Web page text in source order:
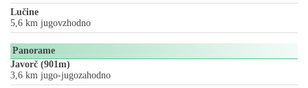
Lučine
5,6 km jugovzhodno
Panorame
Javorč (901m)
3,6 km jugo-jugozahodno